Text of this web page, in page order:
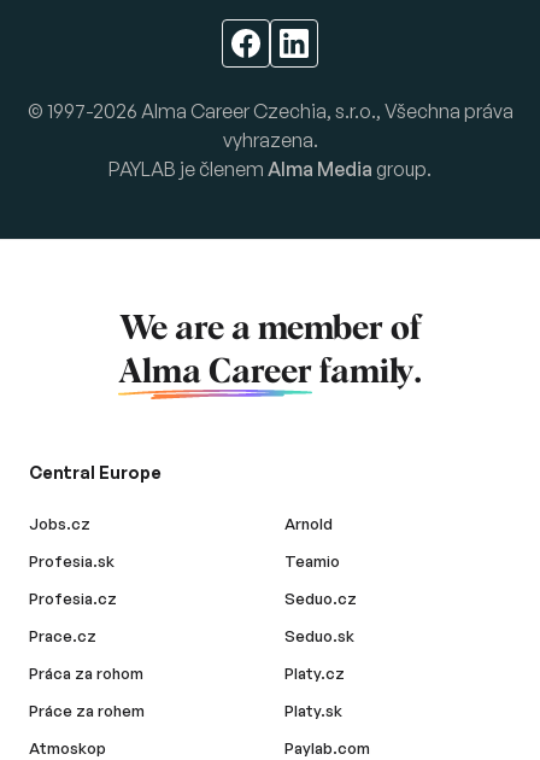
© 1997-2026 Alma Career Czechia, s.r.o., Všechna práva
vyhrazena.
PAYLAB je členem Alma Media group.
We are a member of
Alma Career family.
Central Europe
Jobs.cz
Profesia.sk
Profesia.cz
Prace.cz
Práca za rohom
Práce za rohem
Atmoskop
Arnold
Teamio
Seduo.cz
Seduo.sk
Platy.cz
Platy.sk
Paylab.com